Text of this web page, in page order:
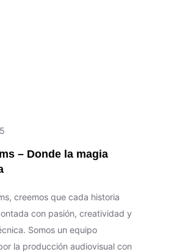
– Donde la magia
creemos que cada historia
con pasión, creatividad y
Somos un equipo
la producción audiovisual con